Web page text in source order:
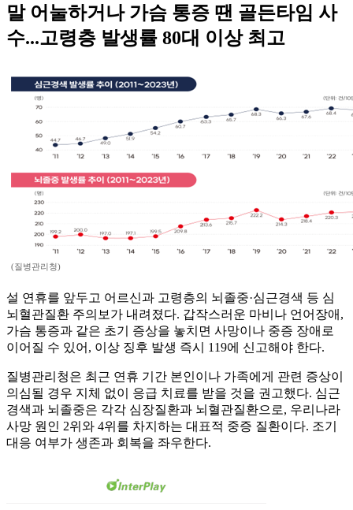
말 어눌하거나 가슴 통증 땐 골든타임 사
수...고령층 발생률 80대 이상 최고
(질병관리청)
설 연휴를 앞두고 어르신과 고령층의 뇌졸중·심근경색 등 심
뇌혈관질환 주의보가 내려졌다. 갑작스러운 마비나 언어장애,
가슴 통증과 같은 초기 증상을 놓치면 사망이나 중증 장애로
이어질 수 있어, 이상 징후 발생 즉시 119에 신고해야 한다.
질병관리청은 최근 연휴 기간 본인이나 가족에게 관련 증상이
의심될 경우 지체 없이 응급 치료를 받을 것을 권고했다. 심근
경색과 뇌졸중은 각각 심장질환과 뇌혈관질환으로, 우리나라
사망 원인 2위와 4위를 차지하는 대표적 중증 질환이다. 조기
대응 여부가 생존과 회복을 좌우한다.